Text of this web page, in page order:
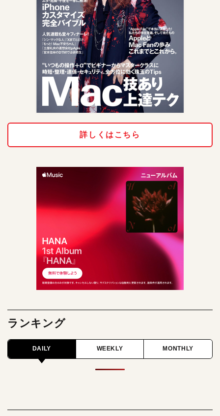
詳しくはこちら
ランキング
DAILY WEEKLY MONTHLY